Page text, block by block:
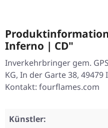
Inferno | CD"
Inverkehrbringer gem.
KG, In der Garte 38,
Kontakt: fourflames.com
Künstler: